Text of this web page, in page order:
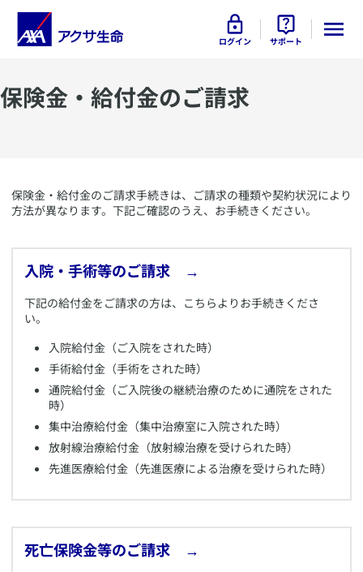
ログイン サポート
保険金・給付金のご請求
​保険金・給付金のご請求手続きは、ご請求の種類や契約状況により
方法が異なります。下記ご確認のうえ、お手続きください。
入院・手術等のご請求 →
​下記の給付金をご請求の方は、こちらよりお手続きくださ
い。
入院給付金（ご入院をされた時）
​手術給付金（手術をされた時）
​通院給付金（ご入院後の継続治療のために通院をされた
時）
集中治療給付金（集中治療室に入院された時）
放射線治療給付金（放射線治療を受けられた時）
先進医療給付金（先進医療による治療を受けられた時）
死亡保険金等のご請求 →